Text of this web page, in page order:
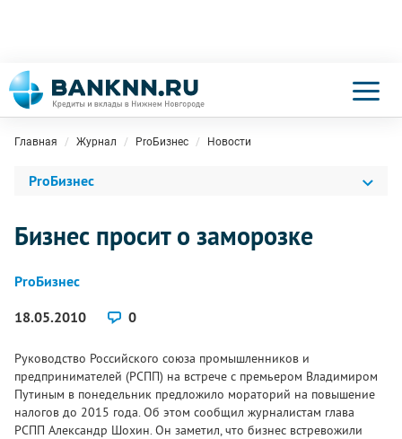
Главная Журнал ProБизнес Новости
ProБизнес
Бизнес просит о заморозке
ProБизнес
18.05.2010
0
Руководство Российского союза промышленников и
предпринимателей (РСПП) на встрече с премьером Владимиром
Путиным в понедельник предложило мораторий на повышение
налогов до 2015 года. Об этом сообщил журналистам глава
РСПП Александр Шохин. Он заметил, что бизнес встревожили